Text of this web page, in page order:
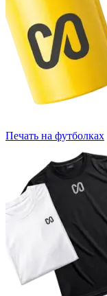
Печать на футболках